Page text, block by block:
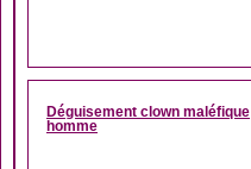
Déguisement clown maléfique
homme